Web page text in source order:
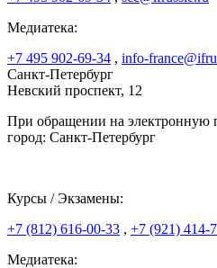
Медиатека:
+7 495 902-69-34 , info-
Санкт-Петербург
Невский проспект, 12
При обращении на электронную
город: Санкт-Петербург
Курсы / Экзамены:
+7 (812) 616-00-33 , +7 (921) 414-
Медиатека: